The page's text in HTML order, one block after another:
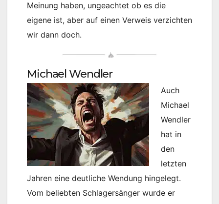
Meinung haben, ungeachtet ob es die
eigene ist, aber auf einen Verweis verzichten
wir dann doch.
Michael Wendler
Auch
Michael
Wendler
hat in
den
letzten
Jahren eine deutliche Wendung hingelegt.
Vom beliebten Schlagersänger wurde er